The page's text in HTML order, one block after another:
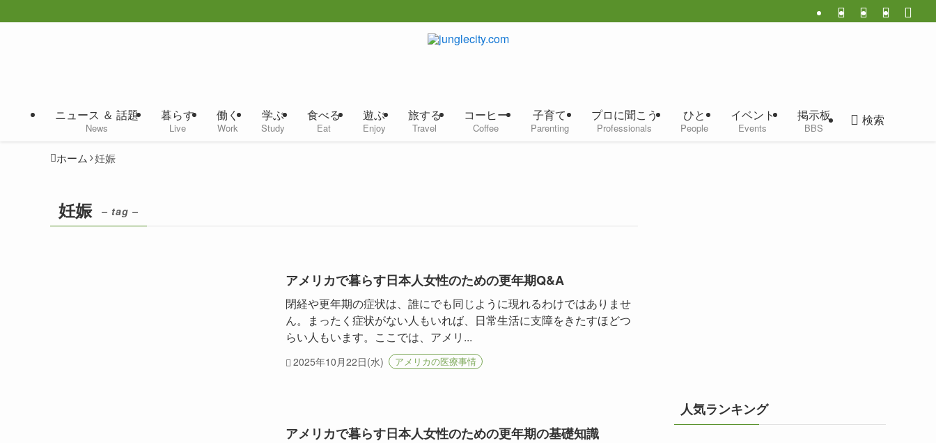
ニュース ＆ 話題
News
暮らす
Live
働く
Work
学ぶ
Study
食べる
Eat
遊ぶ
Enjoy
旅する
Travel
コーヒー
Coffee
子育て
Parenting
プロに聞こう
Professionals
ひと
People
イベント
Events
掲示板
BBS
検索
ホーム 妊娠
妊娠 – tag –
アメリカで暮らす日本人女性のための更年期Q&A
閉経や更年期の症状は、誰にでも同じように現れるわけではありませ
ん。まったく症状がない人もいれば、日常生活に支障をきたすほどつ
らい人もいます。ここでは、アメリ...
2025年10月22日(水) アメリカの医療事情
アメリカで暮らす日本人女性のための更年期の基礎知識
人気ランキング